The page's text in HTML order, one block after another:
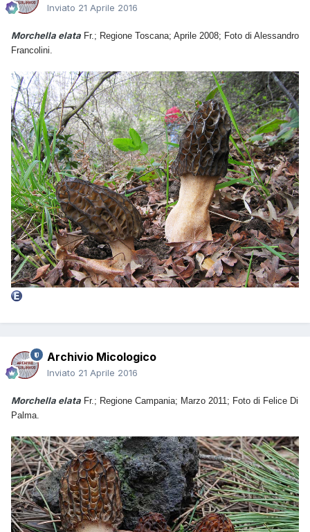
Inviato 21 Aprile 2016
Morchella elata Fr.; Regione Toscana; Aprile 2008; Foto di Alessandro
Francolini.
Archivio Micologico
Inviato 21 Aprile 2016
Morchella elata Fr.; Regione Campania; Marzo 2011; Foto di Felice Di
Palma.